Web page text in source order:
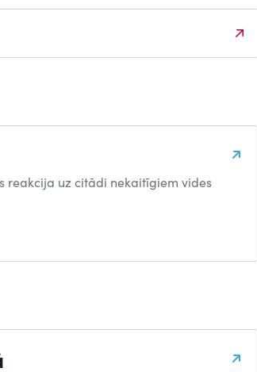
reakcija uz citādi nekaitīgiem vides